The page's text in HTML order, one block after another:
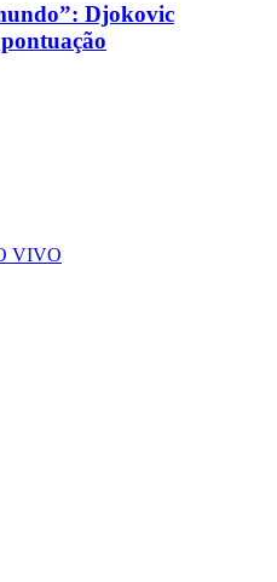
Djokovic
VIVO